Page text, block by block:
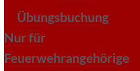
Übungsbuchung
Nur für
Feuerwehrangehörige